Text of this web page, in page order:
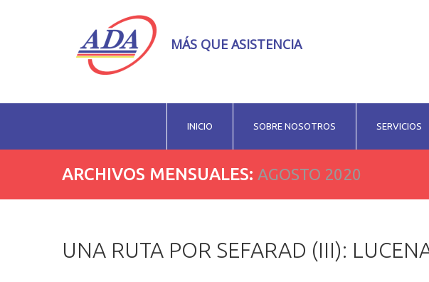
MÁS QUE ASISTENCIA
INICIO SOBRE NOSOTROS SERVICIOS
ARCHIVOS MENSUALES: AGOSTO 2020
UNA RUTA POR SEFARAD (III):